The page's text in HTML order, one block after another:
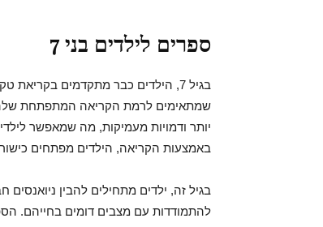
ספרים לילדים בני 7
בגיל 7, הילדים כבר מתקדמים בקריאת טקסטים מורכבים יותר, ולכן חשוב לבחור עבורם
שמתאימים לרמת הקריאה המתפתחת
יותר ודמויות מעמיקות, מה שמאפשר
באמצעות הקריאה, הילדים מפתחים כישורי
בגיל זה, ילדים מתחילים להבין
להתמודדות עם מצבים דומים בחייהם.